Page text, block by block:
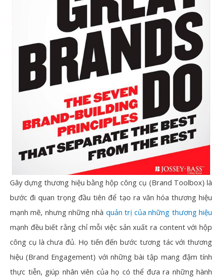
Gây dựng thương hiệu bằng hộp công cụ (Brand Toolbox) là
bước đi quan trọng đầu tiên để tạo ra văn hóa thương hiệu
mạnh mẽ, nhưng những nhà quản trị của những thương hiệu
mạnh đều biết rằng chỉ mỗi việc sản xuất ra content với hộp
công cụ là chưa đủ. Họ tiến đến bước tương tác với thương
hiệu (Brand Engagement) với những bài tập mang đậm tính
thực tiễn, giúp nhân viên của họ có thể đưa ra những hành